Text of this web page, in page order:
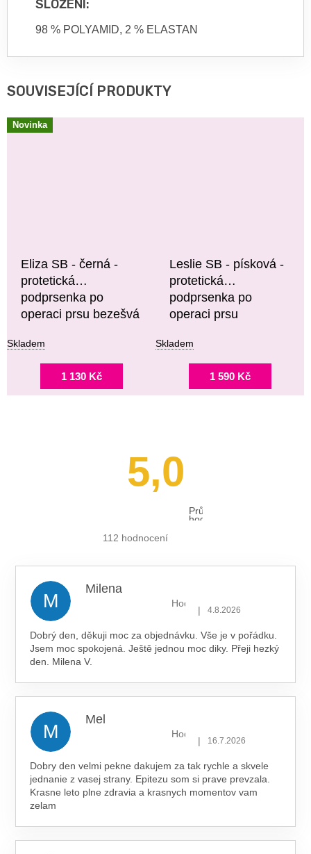
SLOŽENÍ:
98 % POLYAMID, 2 % ELASTAN
SOUVISEJÍCÍ PRODUKTY
Novinka
Eliza SB - černá -
protetická
podprsenka po
operaci prsu bezešvá
Skladem
1 130 Kč
Leslie SB - písková -
protetická
podprsenka po
operaci prsu
Skladem
1 590 Kč
5,0
Průměrné
hodnocení
112 hodnocení
M
Milena
Hodnocení obchodu je 5 z 5
| 4.8.2026
Dobrý den, děkuji moc za objednávku. Vše je v pořádku.
Jsem moc spokojená. Ještě jednou moc diky. Přeji hezký
den. Milena V.
M
Mel
Hodnocení obchodu je 5 z 5
| 16.7.2026
Dobry den velmi pekne dakujem za tak rychle a skvele
jednanie z vasej strany. Epitezu som si prave prevzala.
Krasne leto plne zdravia a krasnych momentov vam
zelam